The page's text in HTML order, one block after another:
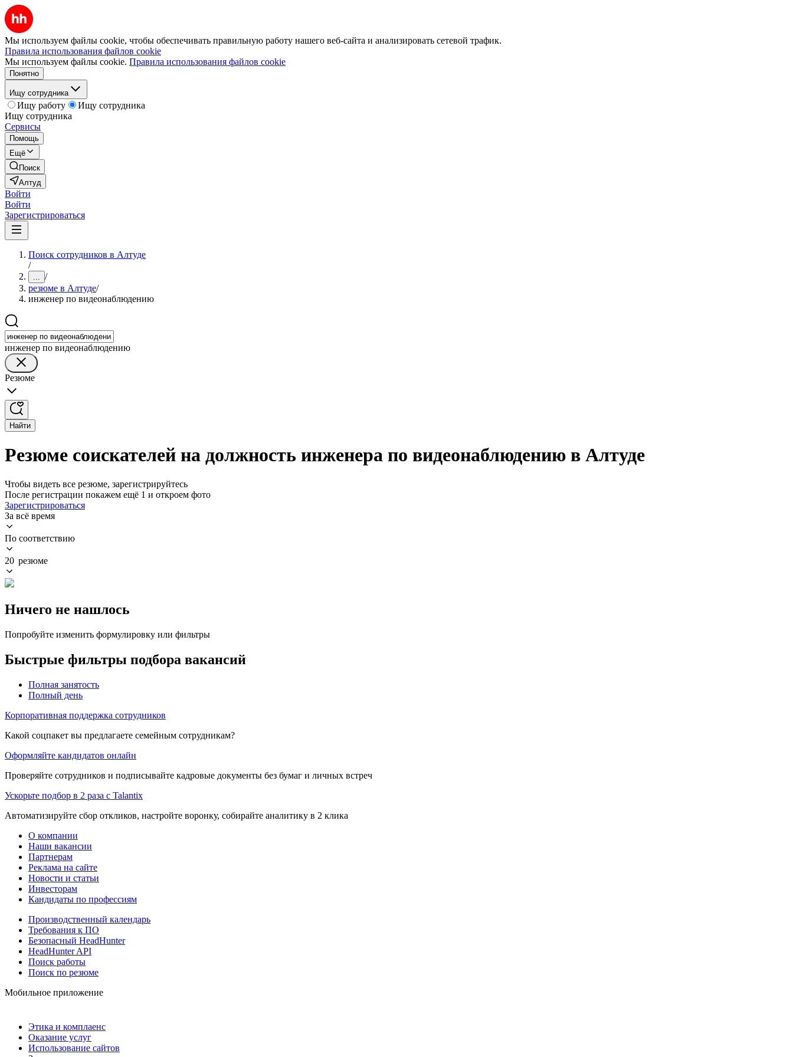
Мы используем файлы cookie, чтобы обеспечивать правильную работу нашего веб-сайта и анализировать сетевой трафик.
Правила использования файлов cookie
Мы используем файлы cookie. Правила использования файлов cookie
Понятно
Ищу сотрудника
Ищу работу
Ищу сотрудника
Ищу сотрудника
Сервисы
Помощь
Ещё
Поиск
Алтуд
Войти
Войти
Зарегистрироваться
Поиск сотрудников в Алтуде
/
... /
резюме в Алтуде/
инженер по видеонаблюдению
инженер по видеонаблюдению
Резюме
Найти
Резюме соискателей на должность инженера по видеонаблюдению в Алтуде
Чтобы видеть все резюме, зарегистрируйтесь
После регистрации покажем ещё 1 и откроем фото
Зарегистрироваться
За всё время
По соответствию
20 резюме
Ничего не нашлось
Попробуйте изменить формулировку или фильтры
Быстрые фильтры подбора вакансий
Полная занятость
Полный день
Корпоративная поддержка сотрудников
Какой соцпакет вы предлагаете семейным сотрудникам?
Оформляйте кандидатов онлайн
Проверяйте сотрудников и подписывайте кадровые документы без бумаг и личных встреч
Ускорьте подбор в 2 раза с Talantix
Автоматизируйте сбор откликов, настройте воронку, собирайте аналитику в 2 клика
О компании
Наши вакансии
Партнерам
Реклама на сайте
Новости и статьи
Инвесторам
Кандидаты по профессиям
Производственный календарь
Требования к ПО
Безопасный HeadHunter
HeadHunter API
Поиск работы
Поиск по резюме
Мобильное приложение
Этика и комплаенс
Оказание услуг
Использование сайтов